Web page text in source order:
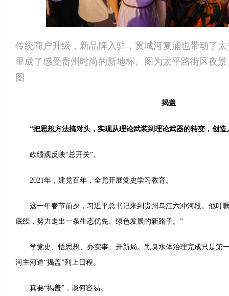
传统商户升级，新品牌入驻，贯城河复涌也带动了
里成了感受贵州时尚的新地标。图为太平路街区夜
图
揭盖
“把思想方法搞对头，实现从理论武装到理论武器的转变，创造
政绩观反映“总开关”。
2021年，建党百年，全党开展党史学习教育。
这一年春节前夕，习近平总书记来到贵州乌江六冲河段。他叮
底线，努力走出一条生态优先、绿色发展的新路子。”
学党史、悟思想、办实事、开新局。黑臭水体治理完成只是第
河主河道“揭盖”列上日程。
真要“揭盖”，谈何容易。